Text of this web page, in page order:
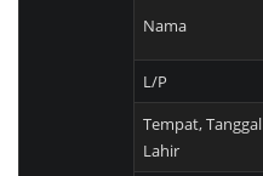
Nama
L/P
Tempat, Tanggal
Lahir